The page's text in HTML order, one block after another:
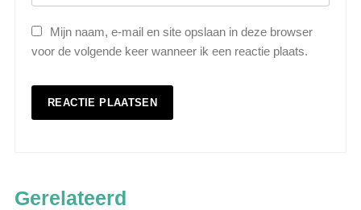
Mijn naam, e-mail en site opslaan in deze browser
voor de volgende keer wanneer ik een reactie plaats.
Gerelateerd